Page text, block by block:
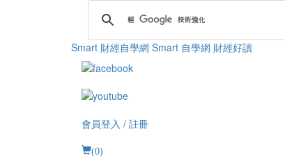
Smart 財經自學網 Smart 自學網 財經好讀
會員登入 / 註冊
(0)